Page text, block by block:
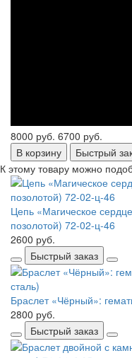
8000 руб. 6700 руб.
В корзину
Быстрый
К этому товару можно
Цепь «Магическое
позолотой) 72-02-ц-46
2600 руб.
Быстрый заказ
Браслет «Чёрный»:
2800 руб.
Быстрый заказ